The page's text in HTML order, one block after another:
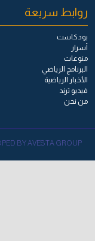
روابط سريعة
بودكاست
أسرار
منوعات
البرنامج الرياضي
الأخبار الرياضية
فيديو ترند
من نحن
BY AVESTA GROUP